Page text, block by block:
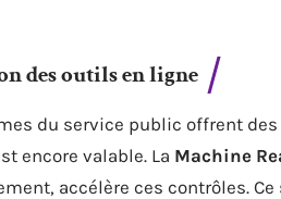
des outils en ligne
du service public offrent
encore valable. La Machine
accélère ces contrôles.